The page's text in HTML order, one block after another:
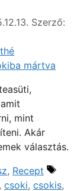
Szerző:
mint
Akár
választás.
, Recept
, csoki, csokis,